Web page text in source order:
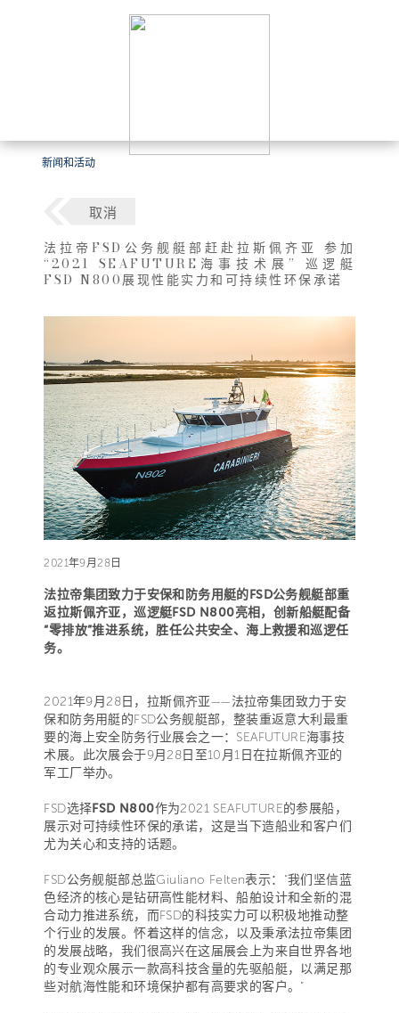
新闻和活动
取消
法拉帝FSD公务舰艇部赶赴拉斯佩齐亚 参加
“2021 SEAFUTURE海事技术展” 巡逻艇
FSD N800展现性能实力和可持续性环保承诺
2021年9月28日
法拉帝集团致力于安保和防务用艇的FSD公务舰艇部重
返拉斯佩齐亚，巡逻艇FSD N800亮相，创新船艇配备
“零排放”推进系统，胜任公共安全、海上救援和巡逻任
务。
2021年9月28日，拉斯佩齐亚——法拉帝集团致力于安
保和防务用艇的FSD公务舰艇部，整装重返意大利最重
要的海上安全防务行业展会之一：SEAFUTURE海事技
术展。此次展会于9月28日至10月1日在拉斯佩齐亚的
军工厂举办。
FSD选择FSD N800作为2021 SEAFUTURE的参展船，
展示对可持续性环保的承诺，这是当下造船业和客户们
尤为关心和支持的话题。
FSD公务舰艇部总监Giuliano Felten表示：“我们坚信蓝
色经济的核心是钻研高性能材料、船舶设计和全新的混
合动力推进系统，而FSD的科技实力可以积极地推动整
个行业的发展。怀着这样的信念，以及秉承法拉帝集团
的发展战略，我们很高兴在这届展会上为来自世界各地
的专业观众展示一款高科技含量的先驱船艇，以满足那
些对航海性能和环境保护都有高要求的客户。”